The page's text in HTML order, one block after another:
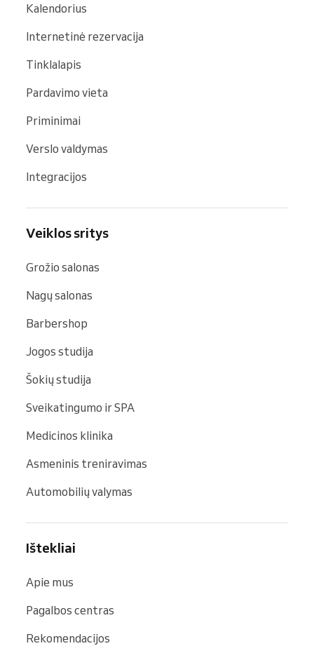
Kalendorius
Internetinė rezervacija
Tinklalapis
Pardavimo vieta
Priminimai
Verslo valdymas
Integracijos
Veiklos sritys
Grožio salonas
Nagų salonas
Barbershop
Jogos studija
Šokių studija
Sveikatingumo ir SPA
Medicinos klinika
Asmeninis treniravimas
Automobilių valymas
Ištekliai
Apie mus
Pagalbos centras
Rekomendacijos